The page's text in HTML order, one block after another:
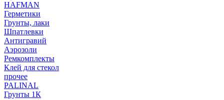
HAFMAN
Герметики
Грунты, лаки
Шпатлевки
Антигравий
Аэрозоли
Ремкомплекты
Клей для стекол
прочее
PALINAL
Грунты 1К